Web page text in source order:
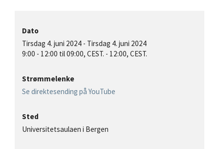
Dato
Tirsdag 4. juni 2024 - Tirsdag 4. juni 2024
9:00 - 12:00 til 09:00, CEST. - 12:00, CEST.
Strømmelenke
Se direktesending på YouTube
Sted
Universitetsaulaen i Bergen